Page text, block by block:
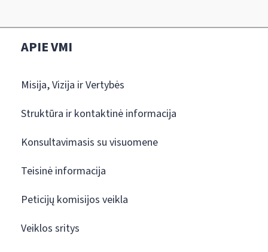
APIE VMI
Misija, Vizija ir Vertybės
Struktūra ir kontaktinė informacija
Konsultavimasis su visuomene
Teisinė informacija
Peticijų komisijos veikla
Veiklos sritys